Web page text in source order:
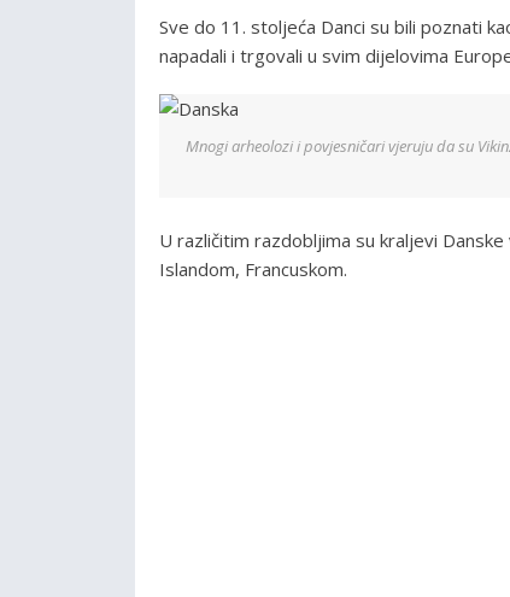
Sve do 11. stoljeća Danci su bili poznati
napadali i trgovali u svim dijelovima
Mnogi arheolozi i povjesničari vjeruju da su
U različitim razdobljima su kraljevi
Islandom, Francuskom.